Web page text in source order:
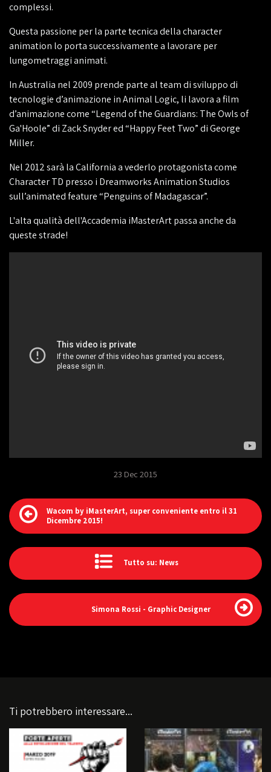
complessi.
Questa passione per la parte tecnica della character
animation lo porta successivamente a lavorare per
lungometraggi animati.
In Australia nel 2009 prende parte al team di sviluppo di
tecnologie d’animazione in Animal Logic, li lavora a film
d’animazione come “Legend of the Guardians: The Owls of
Ga'Hoole” di Zack Snyder ed “Happy Feet Two” di George
Miller.
Nel 2012 sarà la California a vederlo protagonista come
Character TD presso i Dreamworks Animation Studios
sull’animated feature “Penguins of Madagascar”.
L'alta qualità dell'Accademia iMasterArt passa anche da
queste strade!
23 Dec 2015
Wacom by iMasterArt, super conveniente entro il 31
Dicembre 2015!
Tutto su: News
Simona Rossi - Graphic Designer
Ti potrebbero interessare...